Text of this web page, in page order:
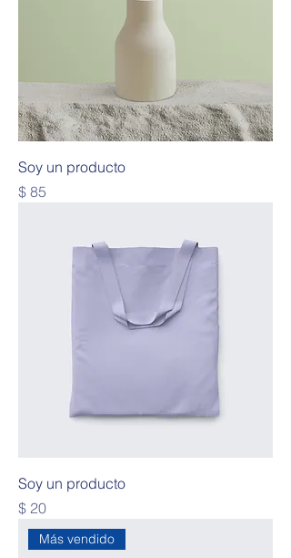
Soy un producto
Precio
$ 85
Soy un producto
Precio
$ 20
Más vendido